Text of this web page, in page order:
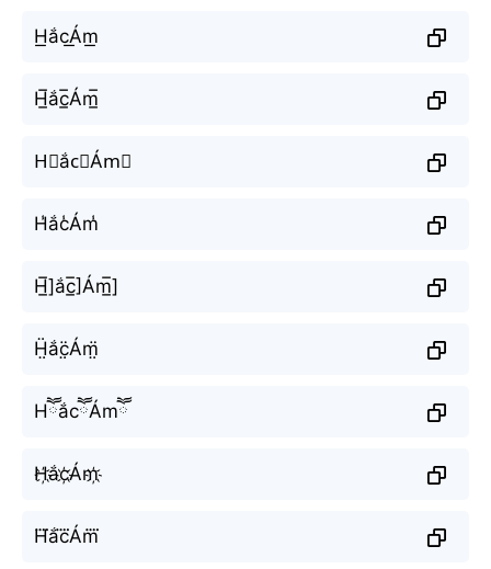
H͟ắc͟Ám͟
H̲̅ắc̲̅Ám̲̅
H⃣ắc⃣Ám⃣
H̾ắc̾Ám̾
H̲̅]ắc̲̅]Ám̲̅]
Ḧ̤ắc̤̈Ám̤̈
HཽắcཽÁmཽ
H҉ắc҉Ám҉
H⃜ắc⃜Ám⃜